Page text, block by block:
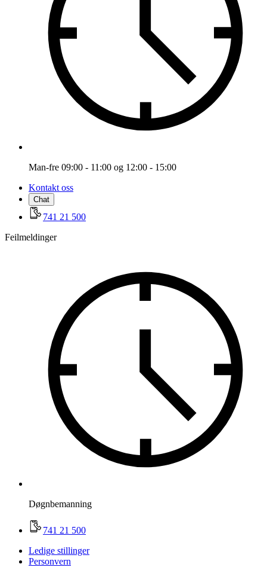
Man-fre 09:00 - 11:00 og 12:00 - 15:00
Kontakt oss
Chat
741 21 500
Feilmeldinger
Døgnbemanning
741 21 500
Ledige stillinger
Personvern